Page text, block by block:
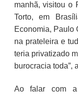
manhã, visitou o
Torto, em
Economia, Paulo
na prateleira e
teria privatizado
burocracia toda”,
Ao falar com